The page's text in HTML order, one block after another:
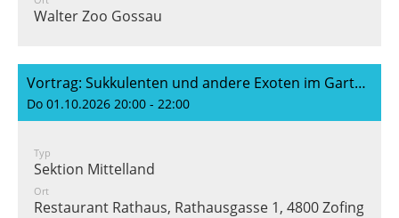
Walter Zoo Gossau
Vortrag: Sukkulenten und andere Exoten im Garten (Thomas Bolliger)
Do 01.10.2026 20:00 - 22:00
Typ
Sektion Mittelland
Ort
Restaurant Rathaus, Rathausgasse 1, 4800 Zofingen